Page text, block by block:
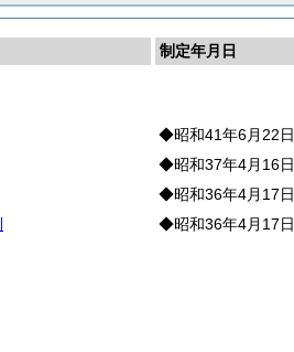
制定年月日
◆昭和41年6月22日
◆昭和37年4月16日
◆昭和36年4月17日
◆昭和36年4月17日